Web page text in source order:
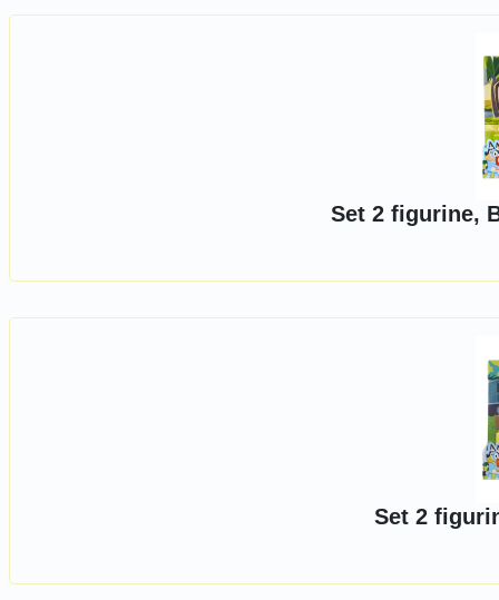
Set 2 figurine,
Set 2